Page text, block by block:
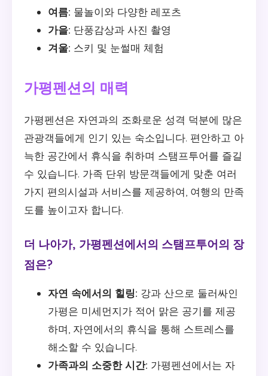
여름: 물놀이와 다양한 레포츠
가을: 단풍감상과 사진 촬영
겨울: 스키 및 눈썰매 체험
가평펜션의 매력
가평펜션은 자연과의 조화로운 성격 덕분에 많은
관광객들에게 인기 있는 숙소입니다. 편안하고 아
늑한 공간에서 휴식을 취하며 스탬프투어를 즐길
수 있습니다. 가족 단위 방문객들에게 맞춘 여러
가지 편의시설과 서비스를 제공하여, 여행의 만족
도를 높이고자 합니다.
더 나아가, 가평펜션에서의 스탬프투어의 장
점은?
자연 속에서의 힐링: 강과 산으로 둘러싸인
가평은 미세먼지가 적어 맑은 공기를 제공
하며, 자연에서의 휴식을 통해 스트레스를
해소할 수 있습니다.
가족과의 소중한 시간: 가평펜션에서는 자